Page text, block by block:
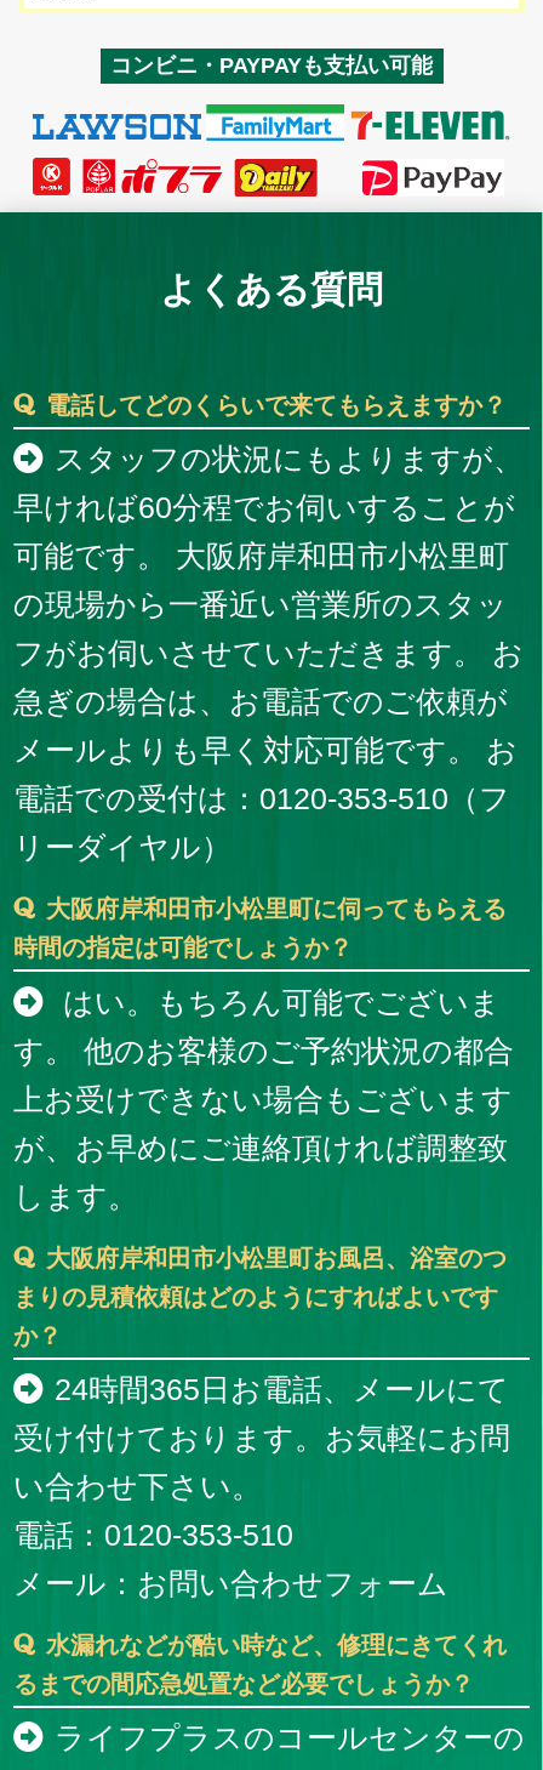
コンビニ・PAYPAYも支払い可能
よくある質問
電話してどのくらいで来てもらえますか？
スタッフの状況にもよりますが、
早ければ60分程でお伺いすることが
可能です。 大阪府岸和田市小松里町
の現場から一番近い営業所のスタッ
フがお伺いさせていただきます。 お
急ぎの場合は、お電話でのご依頼が
メールよりも早く対応可能です。 お
電話での受付は：0120-353-510（フ
リーダイヤル）
大阪府岸和田市小松里町に伺ってもらえる
時間の指定は可能でしょうか？
はい。もちろん可能でございま
す。 他のお客様のご予約状況の都合
上お受けできない場合もございます
が、お早めにご連絡頂ければ調整致
します。
大阪府岸和田市小松里町お風呂、浴室のつ
まりの見積依頼はどのようにすればよいです
か？
24時間365日お電話、メールにて
受け付けております。お気軽にお問
い合わせ下さい。
電話：0120-353-510
メール： お問い合わせフォーム
水漏れなどが酷い時など、修理にきてくれ
るまでの間応急処置など必要でしょうか？
ライフプラスのコールセンターの